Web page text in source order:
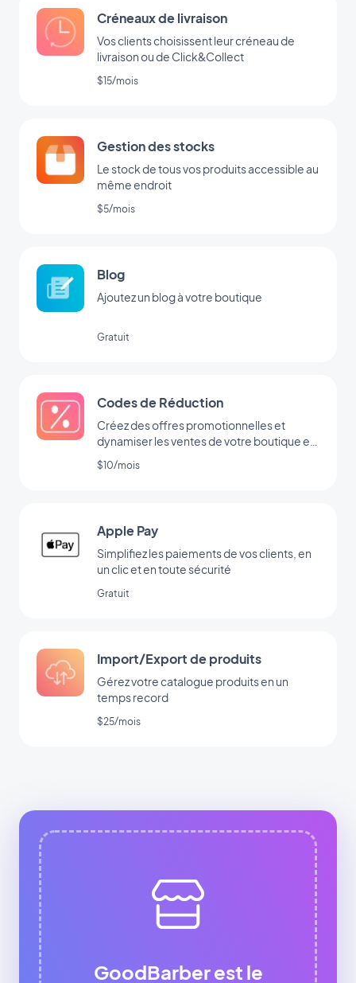
Créneaux de livraison
Vos clients choisissent leur créneau de
livraison ou de Click&Collect
$15/mois
Gestion des stocks
Le stock de tous vos produits accessible au
même endroit
$5/mois
Blog
Ajoutez un blog à votre boutique
Gratuit
Codes de Réduction
Créez des offres promotionnelles et
dynamiser les ventes de votre boutique en
ligne
$10/mois
Apple Pay
Simplifiez les paiements de vos clients, en
un clic et en toute sécurité
Gratuit
Import/Export de produits
Gérez votre catalogue produits en un
temps record
$25/mois
GoodBarber est le